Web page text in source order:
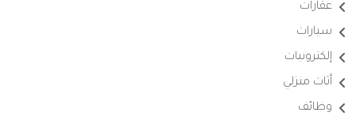
عقارات
سيارات
إلكترونيات
أثاث منزلي
وظائف